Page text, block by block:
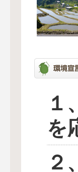
１、
を
２、